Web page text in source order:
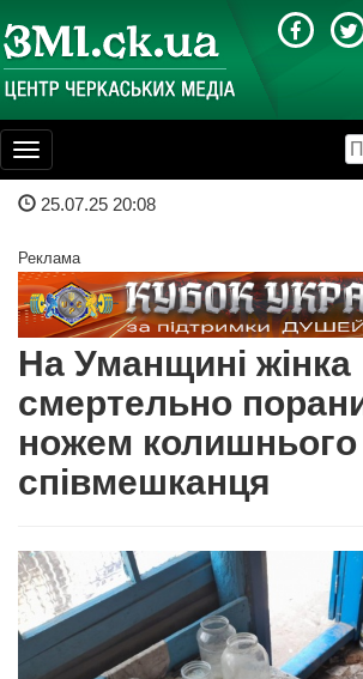
Toggle
navigation
25.07.25 20:08
Реклама
На Уманщині жінка
смертельно
ножем колишнього
співмешканця